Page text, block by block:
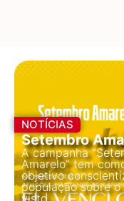
NOTÍCIAS
Setembro
A campanha
Amarelo” tem
objetivo
população sobre o
visto